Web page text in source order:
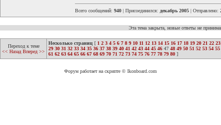
Всего сообщений: 940 | Присоединился: декабрь 2005 | Отправлено:
Эта тема закрыта, новые ответы не
Переход к теме
<< Назад Вперед >>
Несколько страниц [ 1 2 3 4 5 6 7 8 9 10 11 12 13 14 15 16 17 18 19 20 21 22 23
29 30 31 32 33 34 35 36 37 38 39 40 41 42 43 44 45 46 47 48 49 50 51 52 53 54 55
61 62 63 64 65 66 67 68 69 70 71 72 73 74 75 76 77 78 79 80 ]
Форум работает на скрипте © Ikonboard.com